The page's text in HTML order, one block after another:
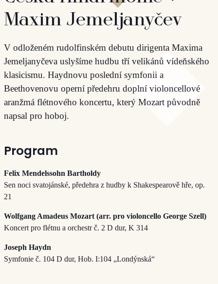
Maxim Jemeljanyčev
V odloženém rudolfinském debutu dirigenta Maxima
Jemeljanyčeva uslyšíme hudbu tří velikánů vídeňského
klasicismu. Haydnovu poslední symfonii a
Beethovenovu operní předehru doplní violoncellové
aranžmá flétnového koncertu, který Mozart původně
napsal pro hoboj.
Program
Felix Mendelssohn Bartholdy
Sen noci svatojánské, předehra z hudby k Shakespearově hře, op.
21
Wolfgang Amadeus Mozart (arr. pro violoncello George Szell)
Koncert pro flétnu a orchestr č. 2 D dur, K 314
Joseph Haydn
Symfonie č. 104 D dur, Hob. I:104 „Londýnská“